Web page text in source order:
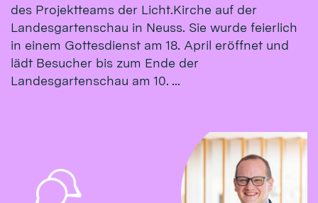
des Projektteams der Licht.Kirche auf der
Landesgartenschau in Neuss. Sie wurde feierlich
in einem Gottesdienst am 18. April eröffnet und
lädt Besucher bis zum Ende der
Landesgartenschau am 10. ...